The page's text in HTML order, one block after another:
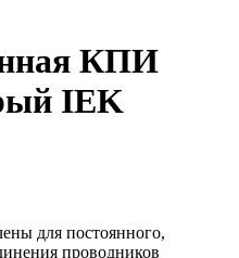
КПИ
IEK
для постоянного,
проводников